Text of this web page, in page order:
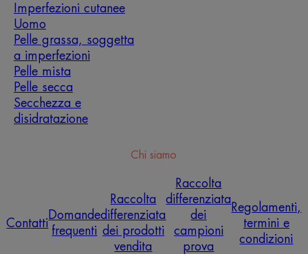
Imperfezioni cutanee
Uomo
Pelle grassa, soggetta
a imperfezioni
Pelle mista
Pelle secca
Secchezza e
disidratazione
Chi siamo
Contatti
Domande
frequenti
Raccolta
differenziata
dei prodotti
vendita
Raccolta
differenziata
dei
campioni
prova
Regolamenti,
termini e
condizioni